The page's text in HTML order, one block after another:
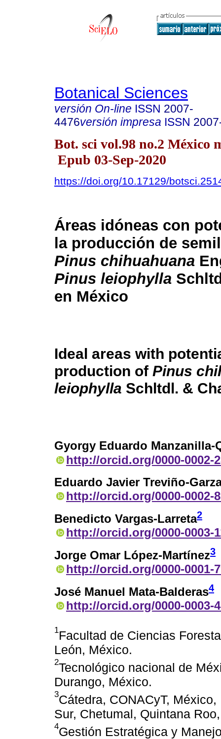
Botanical Sciences
versión On-line ISSN 2007-
4476versión impresa ISSN
Bot. sci vol.98 no.2 México
Epub 03-Sep-2020
https://doi.org/10.17129/
Áreas idóneas con
la producción de
Pinus chihuahuana
Pinus leiophylla
en México
Ideal areas with
production of Pinus
leiophylla Schltdl. &
Gyorgy Eduardo Manzanilla-
http://orcid.org/0000-0002-
Eduardo Javier Treviño-
http://orcid.org/0000-0002-
Benedicto Vargas-Larreta2
http://orcid.org/0000-0003-
Jorge Omar López-Martínez3
http://orcid.org/0000-0001-
José Manuel Mata-Balderas4
http://orcid.org/0000-0003-
1Facultad de Ciencias
León, México.
2Tecnológico nacional de
Durango, México.
3Cátedra, CONACyT,
Sur, Chetumal, Quintana
4Gestión Estratégica y